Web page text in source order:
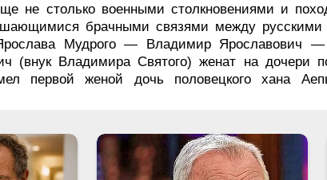
не столько военными столкновениями и
брачными связями между
Мудрого — Владимир Ярославович
(внук Владимира Святого) женат на дочери
первой женой дочь половецкого хана